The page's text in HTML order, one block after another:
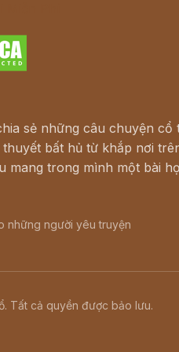
sẻ những câu chuyện cổ
bất hủ từ khắp nơi
mang trong mình một bài
những người yêu truyện
Tất cả quyền được bảo lưu.